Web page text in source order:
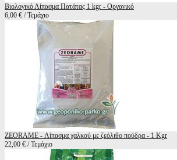
Βιολογικό Λίπασμα Πατάτας 1 kgr - Οργανικό
6,00 € / Τεμάχιο
ZEORAME - Λίπασμα χαλκού με ζεόλιθο πούδρα - 1 Kgr
22,00 € / Τεμάχιο